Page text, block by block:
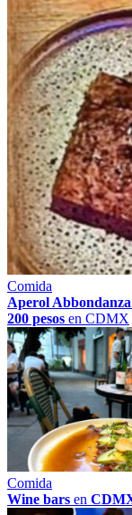
Comida
Aperol Abbondanza
200 pesos en CDMX
Comida
Wine bars en